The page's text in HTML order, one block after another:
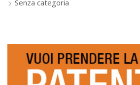
Senza categoria